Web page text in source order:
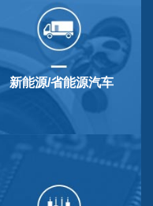
新能源/省能源汽车